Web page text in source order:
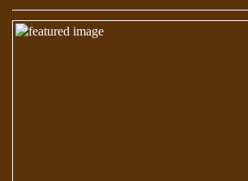
5Η ΔΙΑΣΤΑΣΗ ΚΑΙ ΠΝΕΥΜΑΤΙΚΗ ΑΡΠΑΓΗ: ΔΥΟ